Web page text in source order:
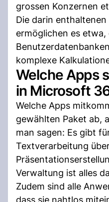
grossen Konzernen
Die darin
ermöglichen es etwa,
komplexe
Welche Apps
in Microsoft
Welche Apps
gewählten Paket ab,
man sagen: Es gibt
Textverarbeitung
Verwaltung ist alles
Zudem sind alle
dass sie nahtlos